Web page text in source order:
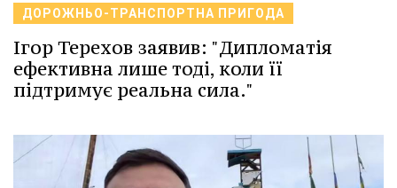
ДОРОЖНЬО-ТРАНСПОРТНА ПРИГОДА
Ігор Терехов заявив: "Дипломатія
ефективна лише тоді, коли її
підтримує реальна сила."